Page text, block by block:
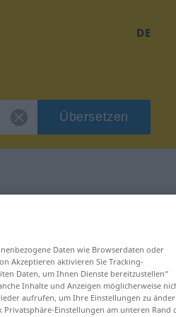
DE
Übersetzen
Daten wie Browserdaten oder
Akzeptieren aktivieren Sie Tracking-
Daten, um Ihnen Dienste bereitzustellen“
Inhalte und Anzeigen möglicherweise
aufrufen, um Ihre Einstellungen zu
Einstellungen am unteren Rand